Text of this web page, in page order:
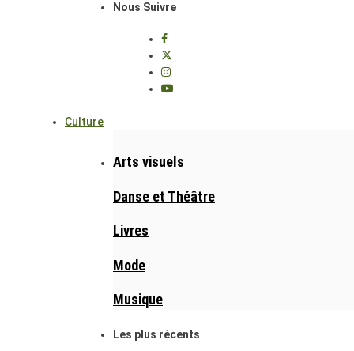
Nous Suivre
Culture
Arts visuels
Danse et Théâtre
Livres
Mode
Musique
Les plus récents